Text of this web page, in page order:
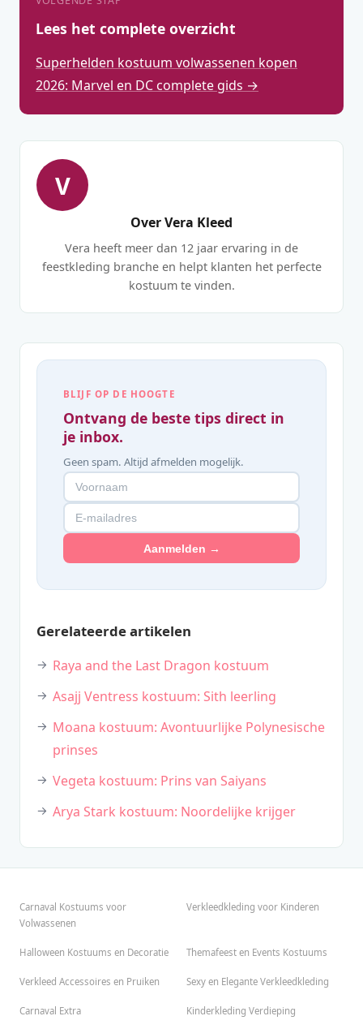
Lees het complete overzicht
Superhelden kostuum volwassenen kopen
2026: Marvel en DC complete gids →
V
Over Vera Kleed
Vera heeft meer dan 12 jaar ervaring in de
feestkleding branche en helpt klanten het perfecte
kostuum te vinden.
BLIJF OP DE HOOGTE
Ontvang de beste tips direct in
je inbox.
Geen spam. Altijd afmelden mogelijk.
Aanmelden →
Gerelateerde artikelen
Raya and the Last Dragon kostuum
Asajj Ventress kostuum: Sith leerling
Moana kostuum: Avontuurlijke Polynesische
prinses
Vegeta kostuum: Prins van Saiyans
Arya Stark kostuum: Noordelijke krijger
Carnaval Kostuums voor
Volwassenen
Verkleedkleding voor Kinderen
Halloween Kostuums en Decoratie Themafeest en Events Kostuums
Verkleed Accessoires en Pruiken Sexy en Elegante Verkleedkleding
Carnaval Extra Kinderkleding Verdieping